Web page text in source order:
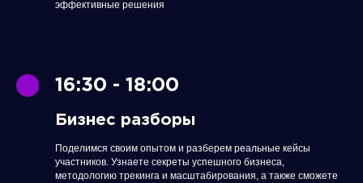
эффективные решения
16:30 - 18:00
Бизнес разборы
Поделимся своим опытом и разберем реальные кейсы
участников. Узнаете секреты успешного бизнеса,
методологию трекинга и масштабирования, а также сможете